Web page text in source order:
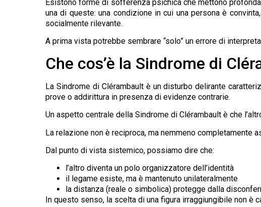
Esistono forme di sofferenza psichica che mettono
una di queste: una condizione in cui una persona è
socialmente rilevante.
A prima vista potrebbe sembrare “solo” un errore di
Che cos’è la Sindrome di
La Sindrome di Clérambault è un disturbo delirante
prove o addirittura in presenza di evidenze contrarie.
Un aspetto centrale della Sindrome di Clérambault è che
La relazione non è reciproca, ma nemmeno completamente
Dal punto di vista sistemico, possiamo dire che:
l’altro diventa un polo organizzatore dell’identità
il legame esiste, ma è mantenuto unilateralmente
la distanza (reale o simbolica) protegge dalla
In questo senso, la scelta di una figura irraggiungibile non